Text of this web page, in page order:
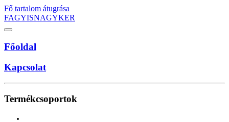
Fő tartalom átugrása
FAGYISNAGYKER
Főoldal
Kapcsolat
Termékcsoportok